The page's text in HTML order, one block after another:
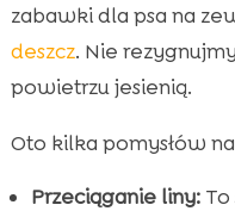
zabawki dla psa na
deszcz. Nie
powietrzu jesienią.
Oto kilka pomysłów
Przeciąganie liny:To